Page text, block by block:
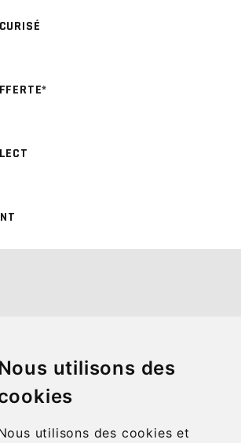
utilisons des
utilisons des cookies et
vente